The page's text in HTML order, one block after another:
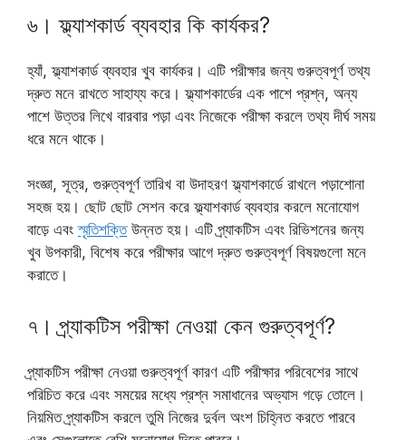
৬। ফ্ল্যাশকার্ড ব্যবহার কি কার্যকর?
হ্যাঁ, ফ্ল্যাশকার্ড ব্যবহার খুব কার্যকর। এটি পরীক্ষার জন্য গুরুত্বপূর্ণ তথ্য
দ্রুত মনে রাখতে সাহায্য করে। ফ্ল্যাশকার্ডের এক পাশে প্রশ্ন, অন্য
পাশে উত্তর লিখে বারবার পড়া এবং নিজেকে পরীক্ষা করলে তথ্য দীর্ঘ সময়
ধরে মনে থাকে।
সংজ্ঞা, সূত্র, গুরুত্বপূর্ণ তারিখ বা উদাহরণ ফ্ল্যাশকার্ডে রাখলে পড়াশোনা
সহজ হয়। ছোট ছোট সেশন করে ফ্ল্যাশকার্ড ব্যবহার করলে মনোযোগ
বাড়ে এবংস্মৃতিশক্তিউন্নত হয়। এটি প্র্যাকটিস এবং রিভিশনের জন্য
খুব উপকারী, বিশেষ করে পরীক্ষার আগে দ্রুত গুরুত্বপূর্ণ বিষয়গুলো মনে
করাতে।
৭। প্র্যাকটিস পরীক্ষা নেওয়া কেন গুরুত্বপূর্ণ?
প্র্যাকটিস পরীক্ষা নেওয়া গুরুত্বপূর্ণ কারণ এটি পরীক্ষার পরিবেশের সাথে
পরিচিত করে এবং সময়ের মধ্যে প্রশ্ন সমাধানের অভ্যাস গড়ে তোলে।
নিয়মিত প্র্যাকটিস করলে তুমি নিজের দুর্বল অংশ চিহ্নিত করতে পারবে